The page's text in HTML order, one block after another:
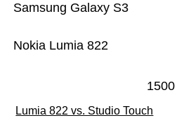
Nokia Lumia 822
Samsung Galaxy S3
1500
Lumia 822 vs. Studio Touch